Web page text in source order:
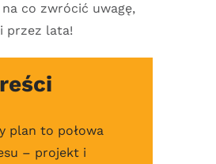
co zwrócić uwagę,
przez lata!
plan to połowa
– projekt i